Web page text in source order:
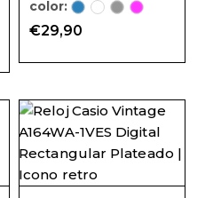
color:
€29,90